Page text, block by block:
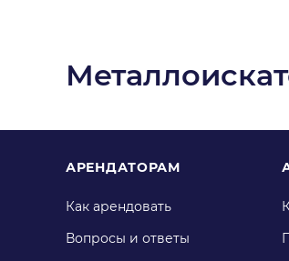
АРЕНДАТОРАМ
Как арендовать
Вопросы и ответы